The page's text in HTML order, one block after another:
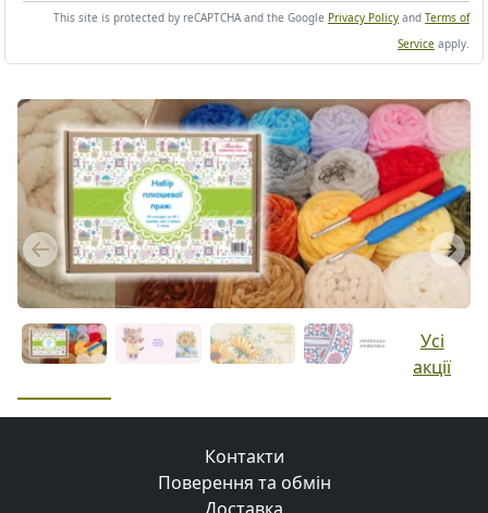
This site is protected by reCAPTCHA and the Google Privacy Policy and Terms of
Service apply.
Previous Next
Усі
акції
Контакти
Поверення та обмін